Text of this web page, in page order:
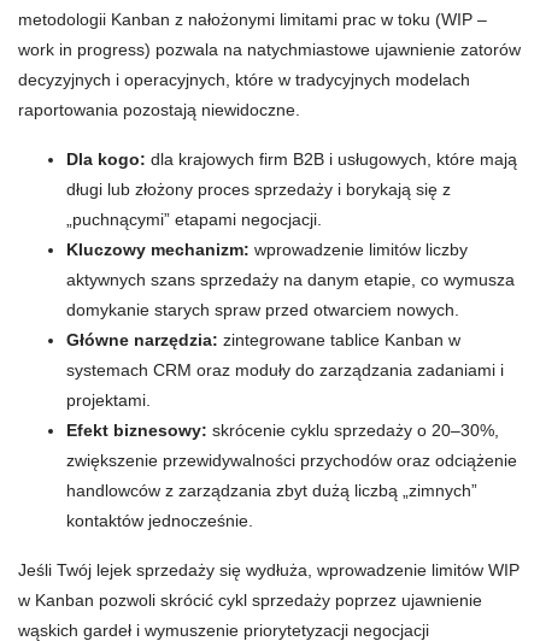
metodologii Kanban z nałożonymi limitami prac w toku (WIP –
work in progress) pozwala na natychmiastowe ujawnienie zatorów
decyzyjnych i operacyjnych, które w tradycyjnych modelach
raportowania pozostają niewidoczne.
Dla kogo: dla krajowych firm B2B i usługowych, które mają
długi lub złożony proces sprzedaży i borykają się z
„puchnącymi” etapami negocjacji.
Kluczowy mechanizm: wprowadzenie limitów liczby
aktywnych szans sprzedaży na danym etapie, co wymusza
domykanie starych spraw przed otwarciem nowych.
Główne narzędzia: zintegrowane tablice Kanban w
systemach CRM oraz moduły do zarządzania zadaniami i
projektami.
Efekt biznesowy: skrócenie cyklu sprzedaży o 20–30%,
zwiększenie przewidywalności przychodów oraz odciążenie
handlowców z zarządzania zbyt dużą liczbą „zimnych”
kontaktów jednocześnie.
Jeśli Twój lejek sprzedaży się wydłuża, wprowadzenie limitów WIP
w Kanban pozwoli skrócić cykl sprzedaży poprzez ujawnienie
wąskich gardeł i wymuszenie priorytetyzacji negocjacji